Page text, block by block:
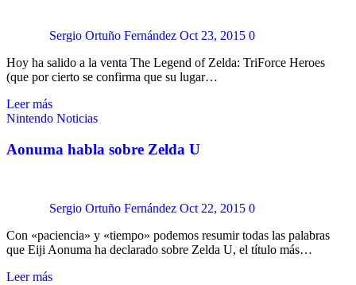
Sergio Ortuño Fernández Oct 23, 2015 0
Hoy ha salido a la venta The Legend of Zelda: TriForce Heroes
(que por cierto se confirma que su lugar…
Leer más
Nintendo Noticias
Aonuma habla sobre Zelda U
Sergio Ortuño Fernández Oct 22, 2015 0
Con «paciencia» y «tiempo» podemos resumir todas las palabras
que Eiji Aonuma ha declarado sobre Zelda U, el título más…
Leer más